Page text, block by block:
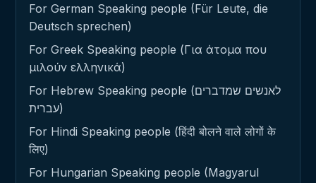
For German Speaking people (Für Leute, die
Deutsch sprechen)
For Greek Speaking people (Για άτομα που
μιλούν ελληνικά)
For Hebrew Speaking people (לאנשים שמדברים
עברית)
For Hindi Speaking people (हिंदी बोलने वाले लोगों के
लिए)
For Hungarian Speaking people (Magyarul